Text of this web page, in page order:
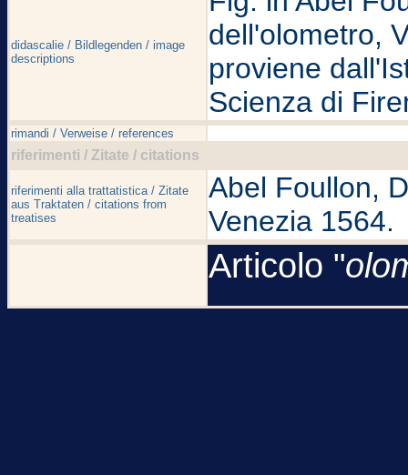
didascalie / Bildlegenden / image
descriptions
dell'olometro,
proviene
Scienza di
rimandi / Verweise / references
riferimenti / Zitate / citations
riferimenti alla trattatistica / Zitate
aus Traktaten / citations from
treatises
Abel Foullon,
Venezia 1564.
Articolo "